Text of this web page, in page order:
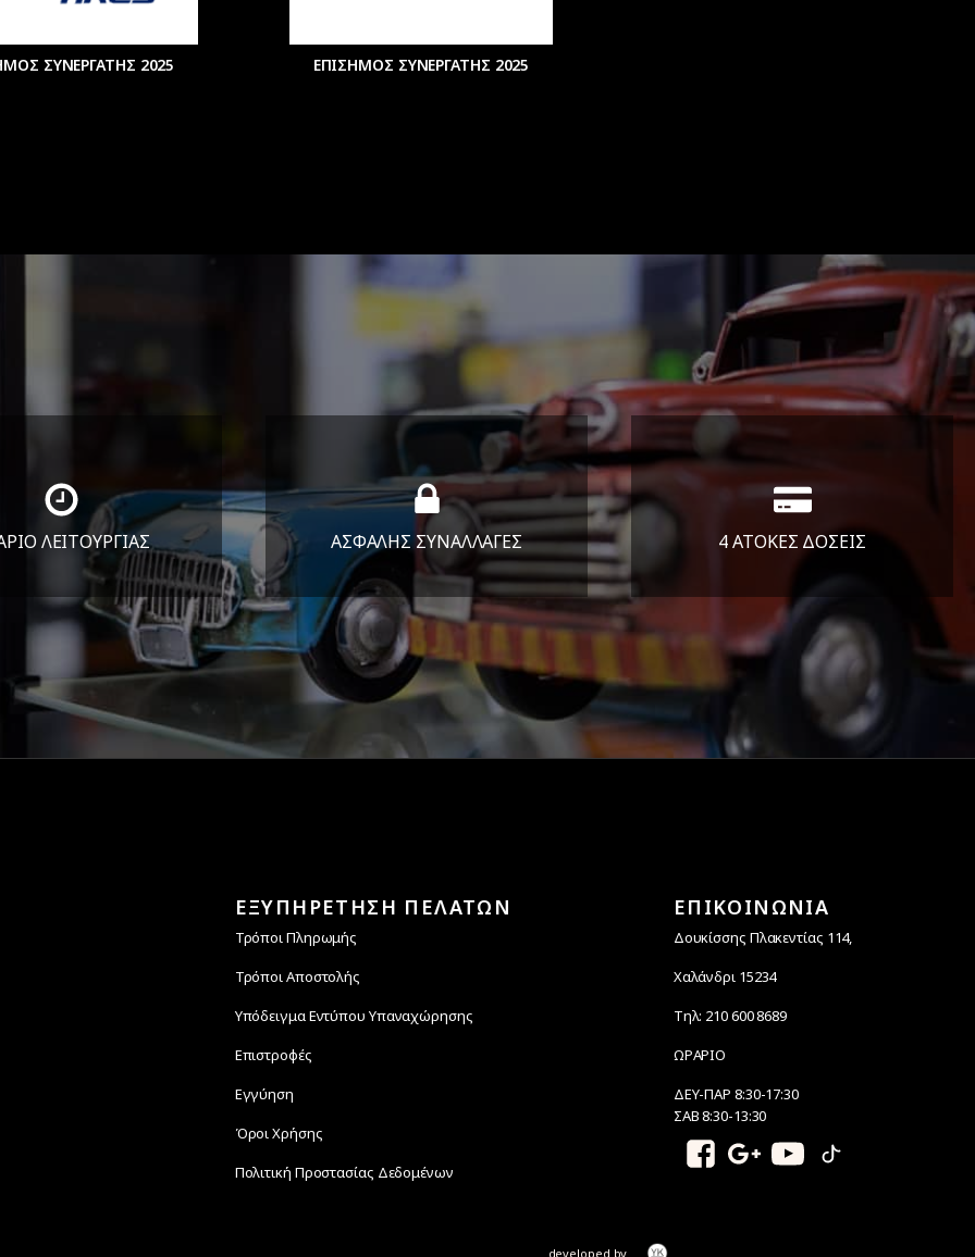
ΣΥΝΕΡΓΑΤΗΣ 2025 ΕΠΙΣΗΜΟΣ ΣΥΝΕΡΓΑΤΗΣ 2025
ΛΕΙΤΟΥΡΓΙΑΣ
ΠΑΡ 8:30-17:30
ΑΣΦΑΛΗΣ ΣΥΝΑΛΛΑΓΕΣ
Εγγυόμαστε την ασφάλεια
των συναλλαγών σας.
4 ΑΤΟΚΕΣ ΔΟΣΕΙΣ
Υποστηρίζουμε μέχρι και 4
άτοκες δόσεις
ΕΞΥΠΗΡΕΤΗΣΗ ΠΕΛΑΤΩΝ
Τρόποι Πληρωμής
Τρόποι Αποστολής
Υπόδειγμα Εντύπου Υπαναχώρησης
Επιστροφές
Εγγύηση
Όροι Χρήσης
Πολιτική Προστασίας Δεδομένων
ΕΠΙΚΟΙΝΩΝΙΑ
Δουκίσσης Πλακεντίας 114,
Χαλάνδρι 15234
Τηλ: 210 600 8689
ΩΡΑΡΙΟ
ΔΕΥ-ΠΑΡ 8:30-17:30
ΣΑΒ 8:30-13:30
developed by